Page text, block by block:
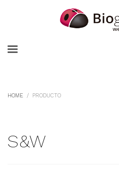
HOME PRODUCTO
S&W